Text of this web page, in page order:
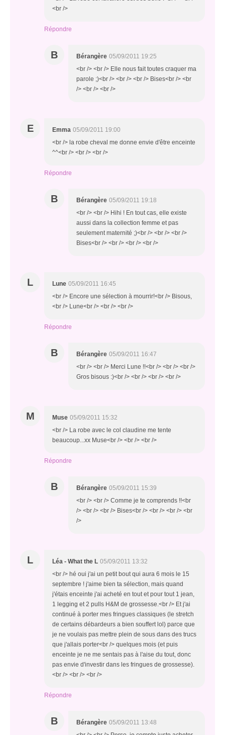
<br />
Répondre
B Bérangère 05/09/2011 19:25
<br /> <br /> Elle nous fait toutes craquer ma
parole ;)<br /> <br /> <br /> Bises<br /> <br
/> <br /> <br />
E Emma 05/09/2011 19:00
<br /> la robe cheval me donne envie d'être enceinte
^^<br /> <br /> <br />
Répondre
B Bérangère 05/09/2011 19:18
<br /> <br /> Hihi ! En tout cas, elle existe
aussi dans la collection femme et pas
seulement maternité ;)<br /> <br /> <br />
Bises<br /> <br /> <br /> <br />
L Lune 05/09/2011 16:45
<br /> Encore une sélection à mourrir!<br /> Bisous,
<br /> Lune<br /> <br /> <br />
Répondre
B Bérangère 05/09/2011 16:47
<br /> <br /> Merci Lune !!<br /> <br /> <br />
Gros bisous :)<br /> <br /> <br /> <br />
M Muse 05/09/2011 15:32
<br /> La robe avec le col claudine me tente
beaucoup...xx Muse<br /> <br /> <br />
Répondre
B Bérangère 05/09/2011 15:39
<br /> <br /> Comme je te comprends !!<br
/> <br /> <br /> Bises<br /> <br /> <br /> <br
/>
L Léa - What the L 05/09/2011 13:32
<br /> hé oui j'ai un petit bout qui aura 6 mois le 15
septembre ! j'aime bien ta sélection, mais quand
j'étais enceinte j'ai acheté en tout et pour tout 1 jean,
1 legging et 2 pulls H&M de grossesse.<br /> Et j'ai
continué à porter mes fringues classiques (le stretch
de certains débardeurs a bien souffert lol) parce que
je ne voulais pas mettre plein de sous dans des trucs
que j'allais porter<br /> quelques mois (et puis
enceinte je ne me sentais pas à l'aise du tout, donc
pas envie d'investir dans les fringues de grossesse).
<br /> <br /> <br />
Répondre
B Bérangère 05/09/2011 13:48